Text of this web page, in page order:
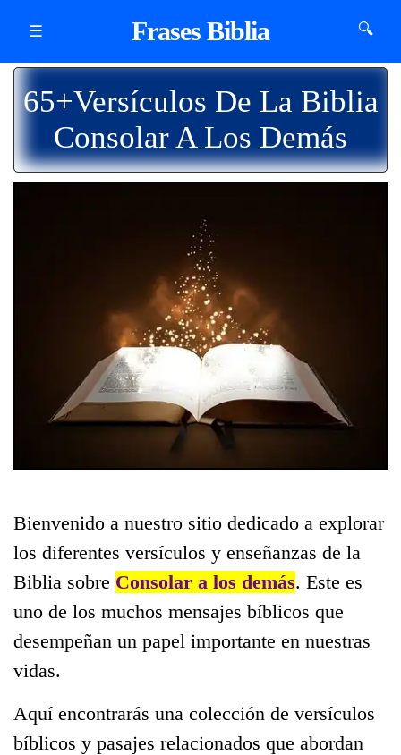
☰ Frases Biblia 🔍
65+Versículos De La Biblia
Consolar A Los Demás
Bienvenido a nuestro sitio dedicado a explorar
los diferentes versículos y enseñanzas de la
Biblia sobre Consolar a los demás. Este es
uno de los muchos mensajes bíblicos que
desempeñan un papel importante en nuestras
vidas.
Aquí encontrarás una colección de versículos
bíblicos y pasajes relacionados que abordan